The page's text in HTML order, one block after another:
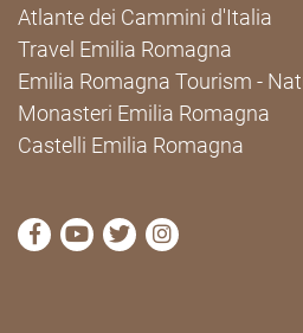
Atlante dei Cammini d'Italia
Travel Emilia Romagna
Emilia Romagna Tourism -
Monasteri Emilia Romagna
Castelli Emilia Romagna
visit Cammini Emilia-
visit Cammini Emilia-
visit Cammini
visit Cammini